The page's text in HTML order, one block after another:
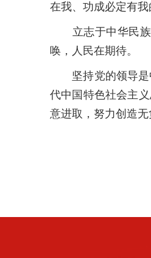
在我、功成必定有
立志于中华民族
唤，人民在期待。
坚持党的领导是中
代中国特色社会主
意进取，努力创造